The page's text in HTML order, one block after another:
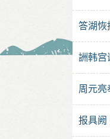
答湖恢
詶韩宫
周元亮
报具阙